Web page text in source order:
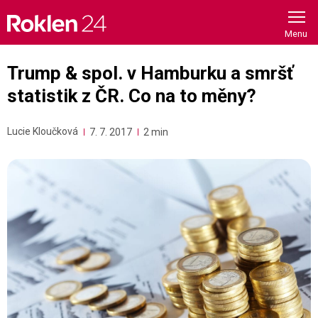
content
Trump & spol. v Hamburku a smršť
statistik z ČR. Co na to měny?
Lucie Kloučková 7. 7. 2017 2 min